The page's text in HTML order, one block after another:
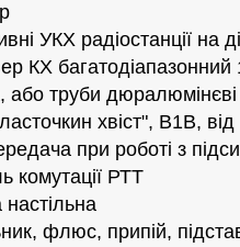
УКХ радіостанції на
КХ багатодіапазонний
або труби
хвіст", В1В,
при роботі з
комутації РТТ
флюс, припій,